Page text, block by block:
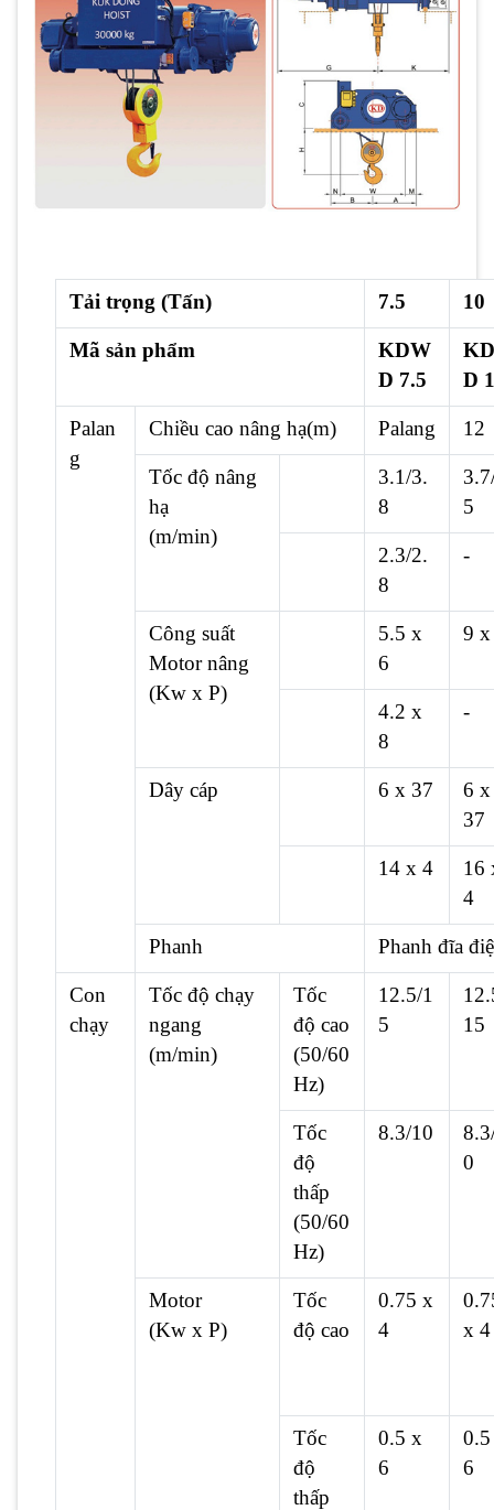
Tải trọng (Tấn) 7.5 10
Mã sản phẩm
KDW
D 7.5
D
Palan
g
Chiều cao nâng hạ(m) Palang 12
Tốc độ nâng
hạ
(m/min)
3.1/3.
8
5
2.3/2.
8
-
Công suất
Motor nâng
(Kw x P)
5.5 x
6
9
4.2 x
8
-
Dây cáp 6 x 37
6 x
37
14 x 4
16
4
Phanh Phanh đĩa
Con
chạy
Tốc độ chạy
ngang
(m/min)
Tốc
độ cao
(50/60
Hz)
12.5/1
5
15
Tốc
độ
thấp
(50/60
Hz)
8.3/10
0
Motor
(Kw x P)
Tốc
độ cao
0.75 x
4
x 4
Tốc
độ
thấp
0.5 x
6
6